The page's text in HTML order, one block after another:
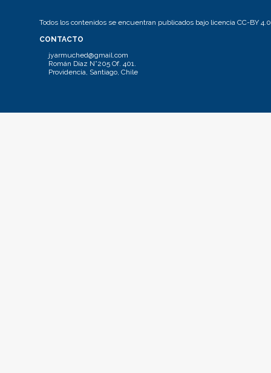
Todos los contenidos se encuentran publicados bajo licencia CC-BY 4.0
CONTACTO
jyarmuched@gmail.com
Román Díaz N°205 Of. 401.
Providencia, Santiago, Chile